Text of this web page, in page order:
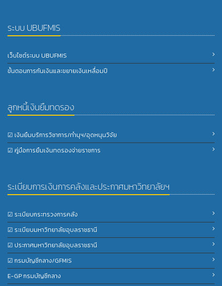
ระบบ UBUFMIS
เว็บไซต์ระบบ UBUFMIS
ขั้นตอนการกันเงินและขยายเงินเหลื่อมปี
ลูกหนี้เงินยืมทดรอง
☑ เงินยืมบริการวิชาการ/ทำนุฯ/อุดหนุนวิจัย
☑ คู่มือการยืมเงินทดรองจ่ายราชการ
ระเบียบการเงินการคลังและประกาศมหาวิทยาลัยฯ
☑ ระเบียบกระทรวงการคลัง
☑ ระเบียบมหาวิทยาลัยอุบลราชธานี
☑ ประกาศมหาวิทยาลัยอุบลราชธานี
☑ กรมบัญชีกลาง/GFMIS
E-GP กรมบัญชีกลาง